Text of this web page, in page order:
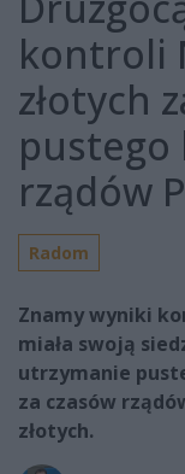
kontroli
złotych
pustego
rządów
Radom
Znamy wyniki
miała swoją
utrzymanie
za czasów
złotych.